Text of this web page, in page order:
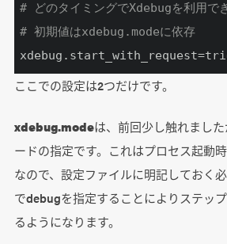
# どのタイミングでXdebugを利用で
# 初期値はxdebug.modeに依存
ここでの設定は2つだけです。
xdebug.modeは、前回少し触れまし
ードの指定です。これはプロセス起動
なので、設定ファイルに明記しておく
でdebugを指定することによりステッ
るようになります。